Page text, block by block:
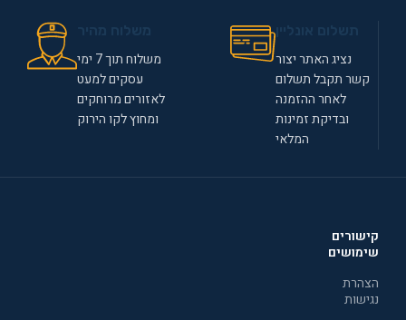
נציג האתר יצור
קשר תקבל תשלום
לאחר ההזמנה
ובדיקת זמינות
המלאי
משלוח תוך 7 ימי
עסקים למעט
לאזורים מרוחקים
ומחוץ לקו הירוק
קישורים
שימושים
הצהרת
נגישות